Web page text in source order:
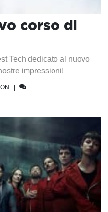
corso di
Tech dedicato al nuovo
impressioni!
|